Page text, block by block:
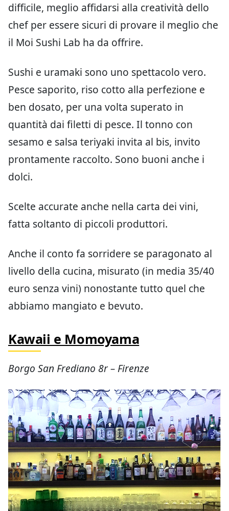
difficile, meglio affidarsi alla creatività dello
chef per essere sicuri di provare il meglio che
il Moi Sushi Lab ha da offrire.
Sushi e uramaki sono uno spettacolo vero.
Pesce saporito, riso cotto alla perfezione e
ben dosato, per una volta superato in
quantità dai filetti di pesce. Il tonno con
sesamo e salsa teriyaki invita al bis, invito
prontamente raccolto. Sono buoni anche i
dolci.
Scelte accurate anche nella carta dei vini,
fatta soltanto di piccoli produttori.
Anche il conto fa sorridere se paragonato al
livello della cucina, misurato (in media 35/40
euro senza vini) nonostante tutto quel che
abbiamo mangiato e bevuto.
Kawaii e Momoyama
Borgo San Frediano 8r – Firenze